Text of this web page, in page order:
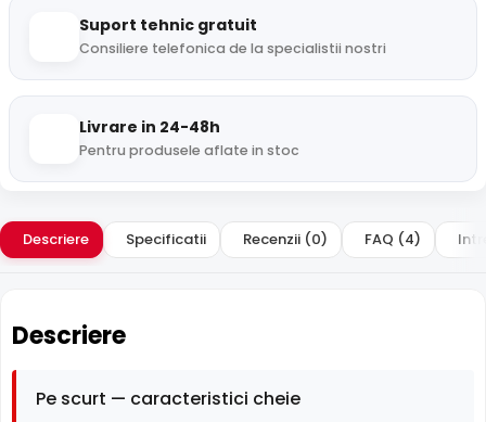
Suport tehnic gratuit
Consiliere telefonica de la specialistii nostri
Livrare in 24-48h
Pentru produsele aflate in stoc
Descriere Specificatii Recenzii (0) FAQ (4)
Descriere
Pe scurt — caracteristici cheie